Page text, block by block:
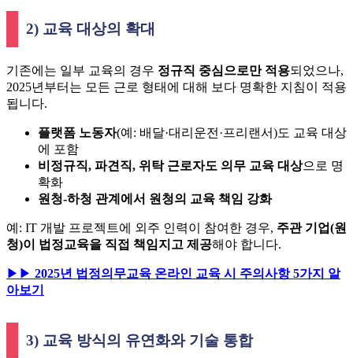
2) 교육 대상의 확대
기존에는 일부 교육의 경우 정규직 중심으로만 적용되었으나,
2025년부터는 모든 근로 형태에 대해 보다 명확한 지침이 적용
됩니다.
플랫폼 노동자(예: 배달·대리운전·프리랜서)도 교육 대상
에 포함
비정규직, 파견직, 위탁 근로자도 의무 교육 대상으로 명
확화
원청-하청 관계에서 원청의 교육 책임 강화
예: IT 개발 프로젝트에 외주 인력이 참여한 경우, 주관 기업(원
청)이 법정교육을 직접 책임지고 제공해야 합니다.
▶▶ 2025년 법정의무교육 온라인 교육 시 주의사항 5가지 알
아보기
3) 교육 방식의 유연화와 기술 통합